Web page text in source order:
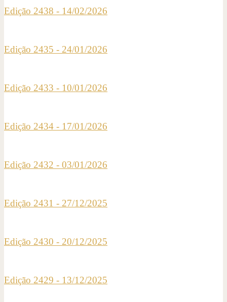
Edição 2438 - 14/02/2026
Edição 2435 - 24/01/2026
Edição 2433 - 10/01/2026
Edição 2434 - 17/01/2026
Edição 2432 - 03/01/2026
Edição 2431 - 27/12/2025
Edição 2430 - 20/12/2025
Edição 2429 - 13/12/2025